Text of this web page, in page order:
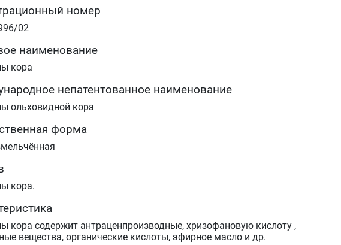
номер
02
наименование
кора
непатентованное наименование
ольховидной кора
форма
кора.
кора содержит антраценпроизводные, хризофановую кислоту ,
вещества, органические кислоты, эфирное масло и др.